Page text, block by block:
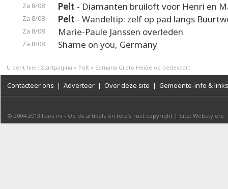
Za 8/08 Pelt - Diamanten bruiloft voor Henri en
Za 8/08 Pelt - Wandeltip: zelf op pad langs
Za 8/08 Marie-Paule Janssen overleden
Za 8/08 Shame on you, Germany
U bent hier: Startpagina » Pelt » Samana Grote Heide op bedevaart
Contacteer ons | Adverteer | Over deze site | Gemeente-info & links
© 2004-2013 Faes nv - Op de artikels en foto’s rust copyright | Site: Webstylers